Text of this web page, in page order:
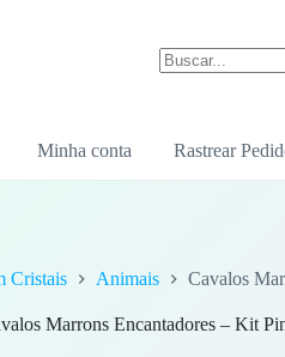
Minha conta Rastrear
Cristais Animais Cavalos
Marrons Encantadores – Kit